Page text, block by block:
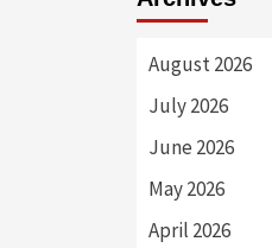
August 2026
July 2026
June 2026
May 2026
April 2026